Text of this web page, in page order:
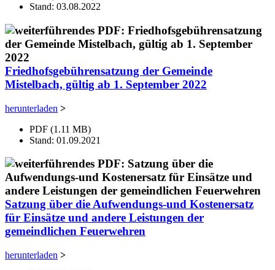
Stand: 03.08.2022
Friedhofsgebührensatzung der Gemeinde
Mistelbach, gültig ab 1. September 2022
herunterladen >
PDF (1.11 MB)
Stand: 01.09.2021
Satzung über die Aufwendungs-und Kostenersatz
für Einsätze und andere Leistungen der
gemeindlichen Feuerwehren
herunterladen >